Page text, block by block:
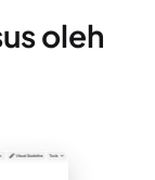
oleh